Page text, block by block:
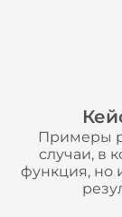
Примеры
случаи, в
функция, но